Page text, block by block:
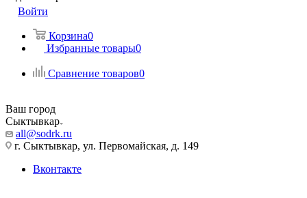
Войти
Корзина0
Избранные товары0
Сравнение товаров0
Ваш город
Сыктывкар
all@sodrk.ru
г. Сыктывкар, ул. Первомайская, д. 149
Вконтакте